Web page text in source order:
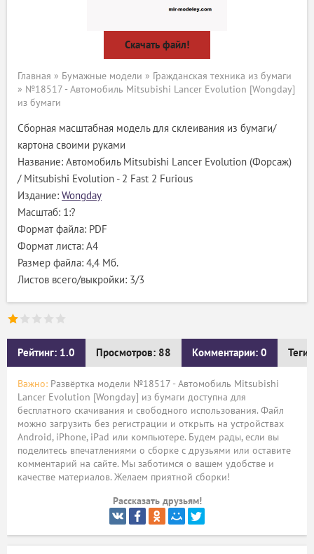
Скачать файл!
Главная » Бумажные модели » Гражданская техника из бумаги
» №18517 - Автомобиль Mitsubishi Lancer Evolution [Wongday]
из бумаги
Сборная масштабная модель для склеивания из бумаги/
картона своими руками
Название: Автомобиль Mitsubishi Lancer Evolution (Форсаж)
/ Mitsubishi Evolution - 2 Fast 2 Furious
Издание: Wongday
Масштаб: 1:?
Формат файла: PDF
Формат листа: А4
Размер файла: 4,4 Мб.
Листов всего/выкройки: 3/3
Рейтинг: 1.0 Просмотров: 88 Комментарии: 0 Теги:
Важно: Развёртка модели №18517 - Автомобиль Mitsubishi
Lancer Evolution [Wongday] из бумаги доступна для
бесплатного скачивания и свободного использования. Файл
можно загрузить без регистрации и открыть на устройствах
Android, iPhone, iPad или компьютере. Будем рады, если вы
поделитесь впечатлениями о сборке с друзьями или оставите
комментарий на сайте. Мы заботимся о вашем удобстве и
качестве материалов. Желаем приятной сборки!
Рассказать друзьям!